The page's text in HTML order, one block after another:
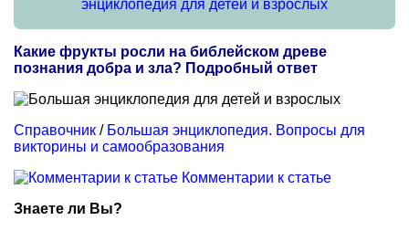
энциклопедия для детей и взрослых
Какие фрукты росли на библейском древе
познания добра и зла? Подробный ответ
Справочник / Большая энциклопедия. Вопросы для
викторины и самообразования
Комментарии к статье
Знаете ли Вы?